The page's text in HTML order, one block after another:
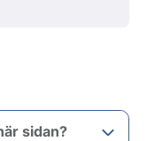
sidan?